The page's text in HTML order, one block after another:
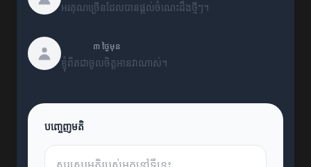
អរគុណច្រើនដែលបានផ្តល់ចំណេះដឹងថ្មីៗ។
៣ ថ្ងៃមុន
ខ្ញុំពិតជាចូលចិត្តអានវាណាស់។
បញ្ចេញមតិ